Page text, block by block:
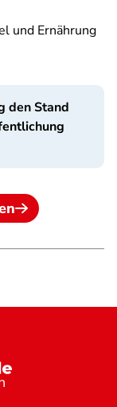
und Ernährung
den Stand